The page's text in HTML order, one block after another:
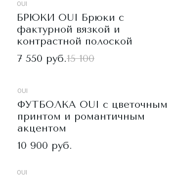
OUI
БРЮКИ OUI Брюки с
фактурной вязкой и
контрастной полоской
7 550 руб.15 100
OUI
ФУТБОЛКА OUI с цветочным
принтом и романтичным
акцентом
10 900 руб.
OUI